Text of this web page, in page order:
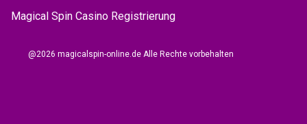
Magical Spin Casino Registrierung
@2026 magicalspin-online.de Alle Rechte vorbehalten